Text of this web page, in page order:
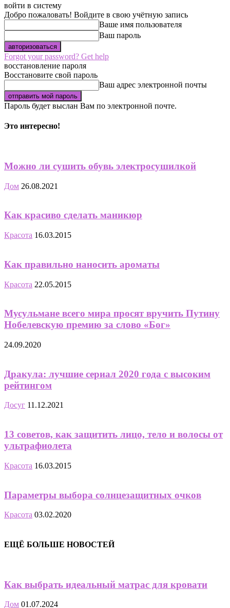
войти в систему
Добро пожаловать! Войдите в свою учётную запись
Ваше имя пользователя
Ваш пароль
Forgot your password? Get help
восстановление пароля
Восстановите свой пароль
Ваш адрес электронной почты
Пароль будет выслан Вам по электронной почте.
Это интересно!
Можно ли сушить обувь электросушилкой
Дом 26.08.2021
Как красиво сделать маникюр
Красота 16.03.2015
Как правильно наносить ароматы
Красота 22.05.2015
Мусульмане всего мира просят вручить Путину
Нобелевскую премию за слово «Бог»
24.09.2020
Дракула: лучшие сериал 2020 года с высоким
рейтингом
Досуг 11.12.2021
13 советов, как защитить лицо, тело и волосы от
ультрафиолета
Красота 16.03.2015
Параметры выбора солнцезащитных очков
Красота 03.02.2020
ЕЩЁ БОЛЬШЕ НОВОСТЕЙ
Как выбрать идеальный матрас для кровати
Дом 01.07.2024